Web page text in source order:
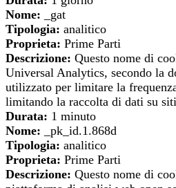
Nome: _gat
Tipologia: analitico
Proprieta: Prime Parti
Descrizione: Questo nome di
Universal Analytics, secondo la
utilizzato per limitare la
limitando la raccolta di dati su
Durata: 1 minuto
Nome: _pk_id.1.868d
Tipologia: analitico
Proprieta: Prime Parti
Descrizione: Questo nome di